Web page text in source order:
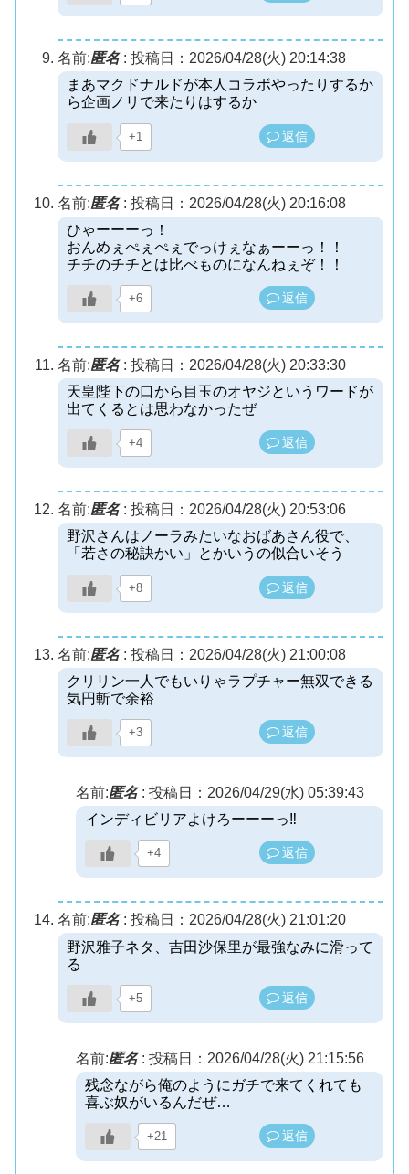
名前:匿名: 投稿日：2026/04/28(火) 20:14:38
まあマクドナルドが本人コラボやったりするか
ら企画ノリで来たりはするか
+1 返信
名前:匿名: 投稿日：2026/04/28(火) 20:16:08
ひゃーーーっ！
おんめぇぺぇぺぇでっけぇなぁーーっ！！
チチのチチとは比べものになんねぇぞ！！
+6 返信
名前:匿名: 投稿日：2026/04/28(火) 20:33:30
天皇陛下の口から目玉のオヤジというワードが
出てくるとは思わなかったぜ
+4 返信
名前:匿名: 投稿日：2026/04/28(火) 20:53:06
野沢さんはノーラみたいなおばあさん役で、
「若さの秘訣かい」とかいうの似合いそう
+8 返信
名前:匿名: 投稿日：2026/04/28(火) 21:00:08
クリリン一人でもいりゃラプチャー無双できる
気円斬で余裕
+3 返信
名前:匿名: 投稿日：2026/04/29(水) 05:39:43
インディビリアよけろーーーっ‼︎
+4 返信
名前:匿名: 投稿日：2026/04/28(火) 21:01:20
野沢雅子ネタ、吉田沙保里が最強なみに滑って
る
+5 返信
名前:匿名: 投稿日：2026/04/28(火) 21:15:56
残念ながら俺のようにガチで来てくれても
喜ぶ奴がいるんだぜ…
+21 返信